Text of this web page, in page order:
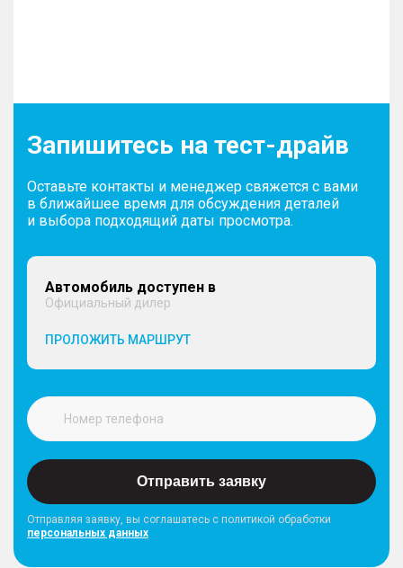
Запишитесь на тест-драйв
Оставьте контакты и менеджер свяжется с вами
в ближайшее время для обсуждения деталей
и выбора подходящий даты просмотра.
Автомобиль доступен в
Официальный дилер
ПРОЛОЖИТЬ МАРШРУТ
Отправить заявку
Отправляя заявку, вы соглашатесь с политикой обработки
персональных данных